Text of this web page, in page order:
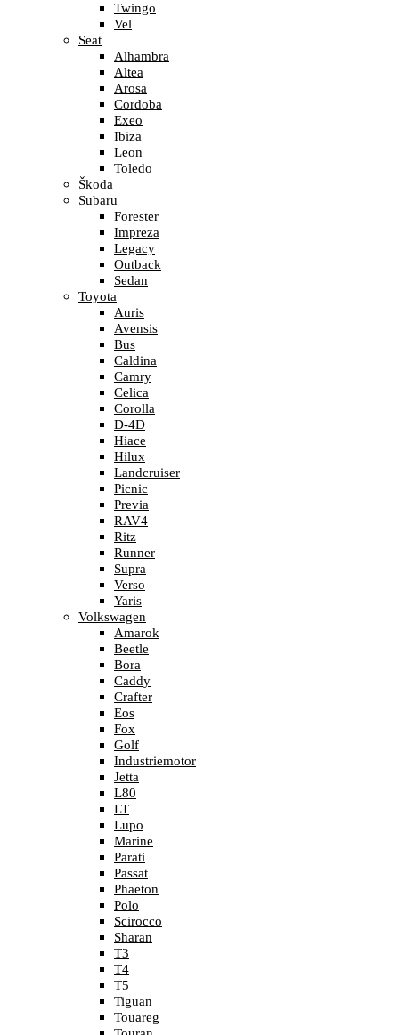
Twingo
Vel
Seat
Alhambra
Altea
Arosa
Cordoba
Exeo
Ibiza
Leon
Toledo
Škoda
Subaru
Forester
Impreza
Legacy
Outback
Sedan
Toyota
Auris
Avensis
Bus
Caldina
Camry
Celica
Corolla
D-4D
Hiace
Hilux
Landcruiser
Picnic
Previa
RAV4
Ritz
Runner
Supra
Verso
Yaris
Volkswagen
Amarok
Beetle
Bora
Caddy
Crafter
Eos
Fox
Golf
Industriemotor
Jetta
L80
LT
Lupo
Marine
Parati
Passat
Phaeton
Polo
Scirocco
Sharan
T3
T4
T5
Tiguan
Touareg